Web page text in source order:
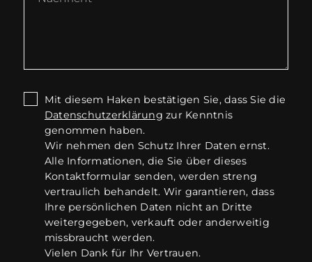
Mit diesem Haken bestätigen Sie, dass Sie die
Datenschutzerklärung zur Kenntnis
genommen haben.
Wir nehmen den Schutz Ihrer Daten ernst.
Alle Informationen, die Sie über dieses
Kontaktformular senden, werden streng
vertraulich behandelt. Wir garantieren, dass
Ihre persönlichen Daten nicht an Dritte
weitergegeben, verkauft oder anderweitig
missbraucht werden.
Vielen Dank für Ihr Vertrauen.